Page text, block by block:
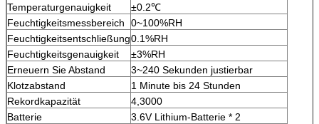
Temperaturgenauigkeit
±0.2℃
Feuchtigkeitsmessbereich
0~100%RH
Feuchtigkeitsentschließung0.1%RH
Feuchtigkeitsgenauigkeit
±3%RH
Erneuern Sie Abstand
3~240 Sekunden justierbar
Klotzabstand
1 Minute bis 24 Stunden
Rekordkapazität
4,3000
Batterie
3.6V Lithium-Batterie * 2